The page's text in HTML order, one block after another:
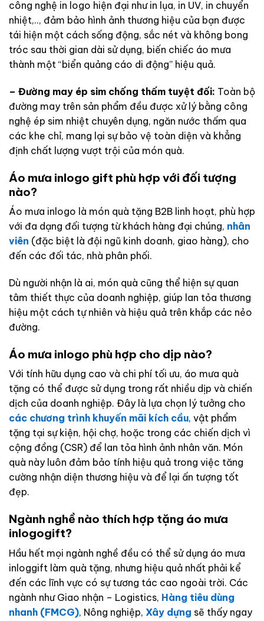
công nghệ in logo hiện đại như in lụa, in UV, in chuyển
nhiệt,.., đảm bảo hình ảnh thương hiệu của bạn được
tái hiện một cách sống động, sắc nét và không bong
tróc sau thời gian dài sử dụng, biến chiếc áo mưa
thành một “biển quảng cáo di động” hiệu quả.
– Đường may ép sim chống thấm tuyệt đối: Toàn bộ
đường may trên sản phẩm đều được xử lý bằng công
nghệ ép sim nhiệt chuyên dụng, ngăn nước thấm qua
các khe chỉ, mang lại sự bảo vệ toàn diện và khẳng
định chất lượng vượt trội của món quà.
Áo mưa inlogo gift phù hợp với đối tượng
nào?
Áo mưa inlogo là món quà tặng B2B linh hoạt, phù hợp
với đa dạng đối tượng từ khách hàng đại chúng, nhân
viên (đặc biệt là đội ngũ kinh doanh, giao hàng), cho
đến các đối tác, nhà phân phối.
Dù người nhận là ai, món quà cũng thể hiện sự quan
tâm thiết thực của doanh nghiệp, giúp lan tỏa thương
hiệu một cách tự nhiên và hiệu quả trên khắp các nẻo
đường.
Áo mưa inlogo phù hợp cho dịp nào?
Với tính hữu dụng cao và chi phí tối ưu, áo mưa quà
tặng có thể được sử dụng trong rất nhiều dịp và chiến
dịch của doanh nghiệp. Đây là lựa chọn lý tưởng cho
các chương trình khuyến mãi kích cầu, vật phẩm
tặng tại sự kiện, hội chợ, hoặc trong các chiến dịch vì
cộng đồng (CSR) để lan tỏa hình ảnh nhân văn. Món
quà này luôn đảm bảo tính hiệu quả trong việc tăng
cường nhận diện thương hiệu và để lại ấn tượng tốt
đẹp.
Ngành nghề nào thích hợp tặng áo mưa
inlogogift?
Hầu hết mọi ngành nghề đều có thể sử dụng áo mưa
inloggift làm quà tặng, nhưng hiệu quả nhất phải kể
đến các lĩnh vực có sự tương tác cao ngoài trời. Các
ngành như Giao nhận – Logistics, Hàng tiêu dùng
nhanh (FMCG), Nông nghiệp, Xây dựng sẽ thấy ngay